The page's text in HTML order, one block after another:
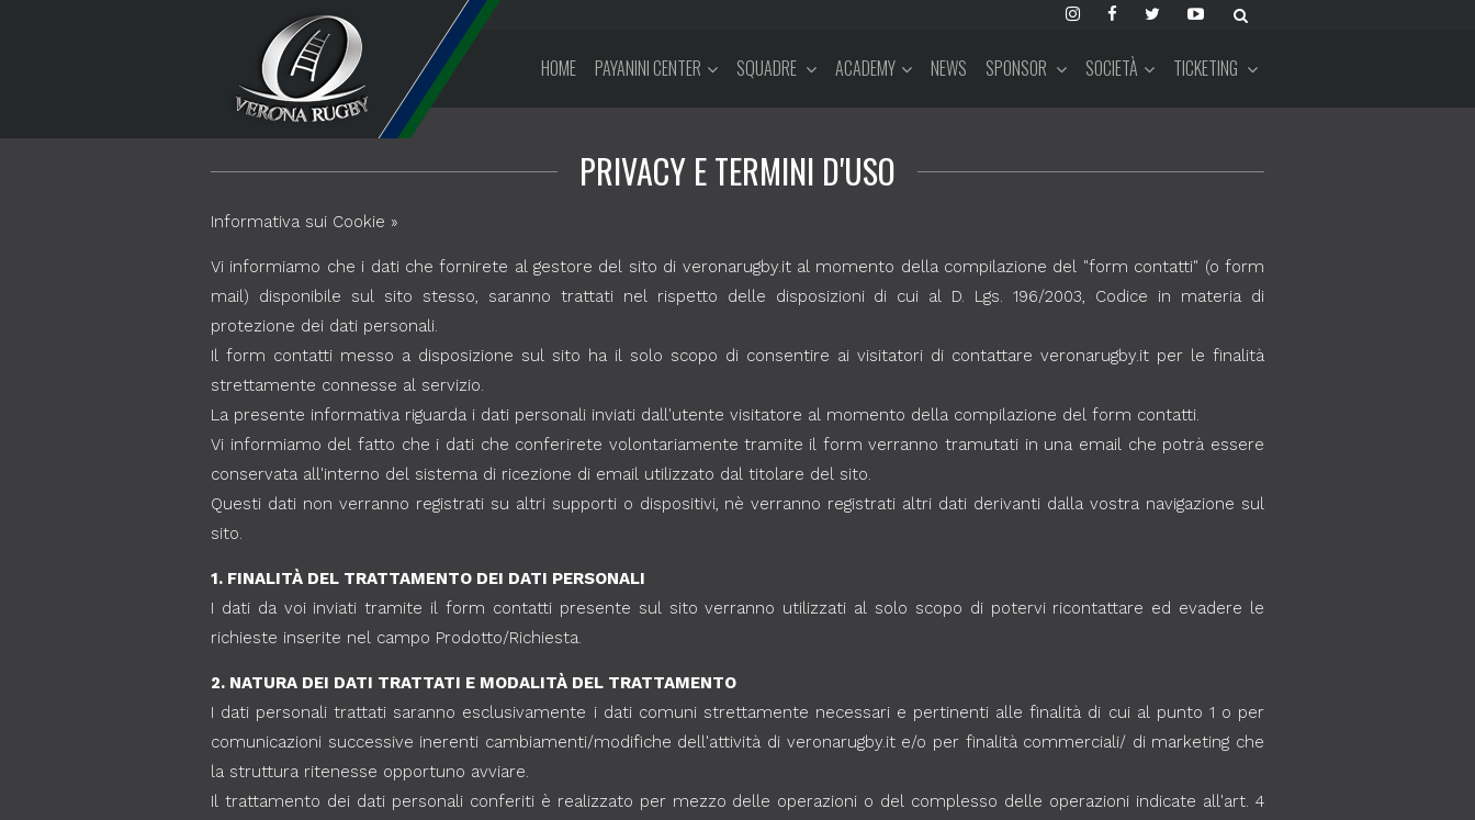
HOME PAYANINI CENTER SQUADRE ACADEMY NEWS SPONSOR SOCIETÀ TICKETING
PRIVACY E TERMINI D'USO
Informativa sui Cookie »
Vi informiamo che i dati che fornirete al gestore del sito di veronarugby.it al momento della compilazione del "form contatti" (o form
mail) disponibile sul sito stesso, saranno trattati nel rispetto delle disposizioni di cui al D. Lgs. 196/2003, Codice in materia di
protezione dei dati personali.
Il form contatti messo a disposizione sul sito ha il solo scopo di consentire ai visitatori di contattare veronarugby.it per le finalità
strettamente connesse al servizio.
La presente informativa riguarda i dati personali inviati dall'utente visitatore al momento della compilazione del form contatti.
Vi informiamo del fatto che i dati che conferirete volontariamente tramite il form verranno tramutati in una email che potrà essere
conservata all'interno del sistema di ricezione di email utilizzato dal titolare del sito.
Questi dati non verranno registrati su altri supporti o dispositivi, nè verranno registrati altri dati derivanti dalla vostra navigazione sul
sito.
1. FINALITÀ DEL TRATTAMENTO DEI DATI PERSONALI
I dati da voi inviati tramite il form contatti presente sul sito verranno utilizzati al solo scopo di potervi ricontattare ed evadere le
richieste inserite nel campo Prodotto/Richiesta.
2. NATURA DEI DATI TRATTATI E MODALITÀ DEL TRATTAMENTO
I dati personali trattati saranno esclusivamente i dati comuni strettamente necessari e pertinenti alle finalità di cui al punto 1 o per
comunicazioni successive inerenti cambiamenti/modifiche dell'attività di veronarugby.it e/o per finalità commerciali/ di marketing che
la struttura ritenesse opportuno avviare.
Il trattamento dei dati personali conferiti è realizzato per mezzo delle operazioni o del complesso delle operazioni indicate all'art. 4